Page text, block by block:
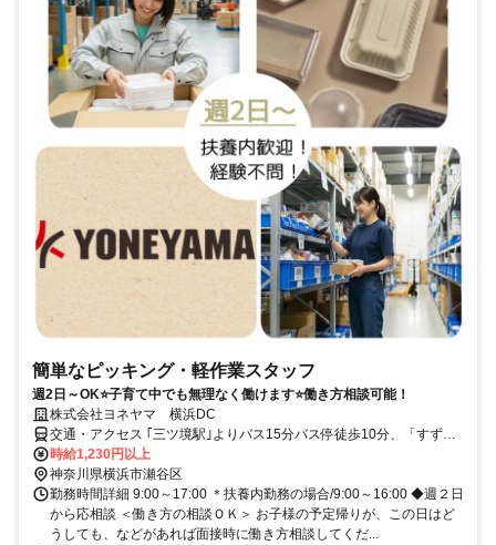
簡単なピッキング・軽作業スタッフ
週2日～OK⭐子育て中でも無理なく働けます⭐働き方相談可能！
株式会社ヨネヤマ 横浜DC
交通・アクセス ｢三ツ境駅｣よりバス15分バス停徒歩10分、「すずか
け台駅」より車9分 ★三ツ境駅より無料バス有
時給1,230円以上
神奈川県横浜市瀬谷区
勤務時間詳細 9:00～17:00 ＊扶養内勤務の場合/9:00～16:00 ◆週２日
から応相談 ＜働き方の相談ＯＫ＞ お子様の予定帰りが、この日はど
うしても、などがあれば面接時に働き方相談してくだ...